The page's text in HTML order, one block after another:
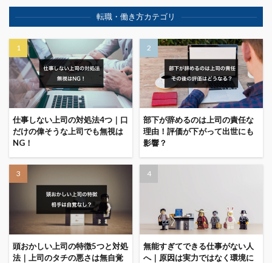
転職・働き方カテゴリ
仕事しない上司の対処法4つ｜口
だけの偉そうな上司でも無視は
NG！
部下が辞めるのは上司の責任な
理由！評価が下がって出世にも
影響？
頭おかしい上司の特徴5つと対処
法｜上司のタチの悪さは無自覚
無能すぎてできる仕事がない人
へ｜原因は実力ではなく環境に